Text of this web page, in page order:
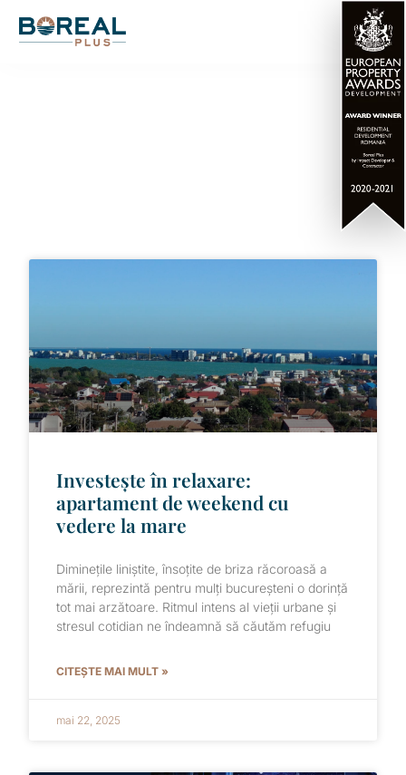
Articole blog LUXURIA
Investește în relaxare:
apartament de weekend cu
vedere la mare
Diminețile liniștite, însoțite de briza răcoroasă a
mării, reprezintă pentru mulți bucureșteni o dorință
tot mai arzătoare. Ritmul intens al vieții urbane și
stresul cotidian ne îndeamnă să căutăm refugiu
CITEȘTE MAI MULT »
mai 22, 2025